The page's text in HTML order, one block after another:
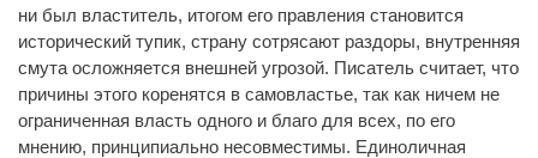
ни был властитель, итогом его правления становится
исторический тупик, страну сотрясают раздоры, внутренняя
смута осложняется внешней угрозой. Писатель считает, что
причины этого коренятся в самовластье, так как ничем не
ограниченная власть одного и благо для всех, по его
мнению, принципиально несовместимы. Единоличная